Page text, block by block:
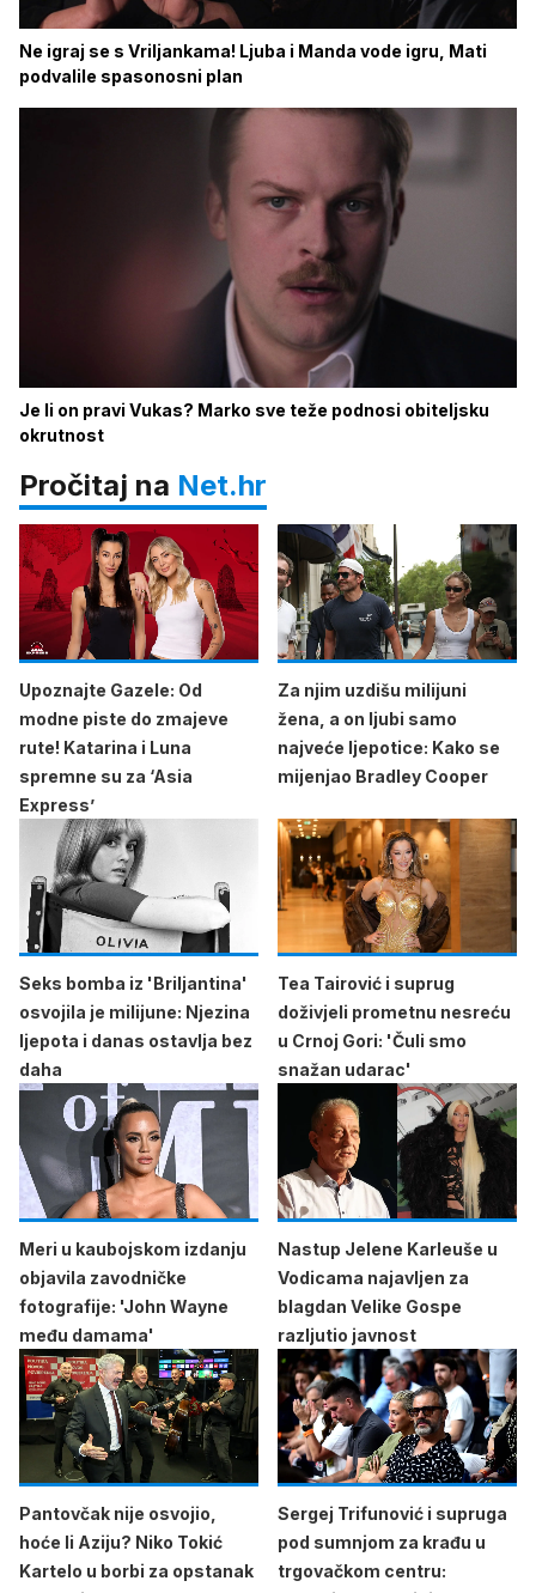
Ne igraj se s Vriljankama! Ljuba i Manda vode igru, Mati
podvalile spasonosni plan
Je li on pravi Vukas? Marko sve teže podnosi obiteljsku
okrutnost
Pročitaj na Net.hr
Upoznajte Gazele: Od
modne piste do zmajeve
rute! Katarina i Luna
spremne su za ‘Asia
Express’
Za njim uzdišu milijuni
žena, a on ljubi samo
najveće ljepotice: Kako se
mijenjao Bradley Cooper
Seks bomba iz 'Briljantina'
osvojila je milijune: Njezina
ljepota i danas ostavlja bez
daha
Tea Tairović i suprug
doživjeli prometnu nesreću
u Crnoj Gori: 'Čuli smo
snažan udarac'
Meri u kaubojskom izdanju
objavila zavodničke
fotografije: 'John Wayne
među damama'
Nastup Jelene Karleuše u
Vodicama najavljen za
blagdan Velike Gospe
razljutio javnost
Pantovčak nije osvojio,
hoće li Aziju? Niko Tokić
Kartelo u borbi za opstanak
Sergej Trifunović i supruga
pod sumnjom za krađu u
trgovačkom centru: